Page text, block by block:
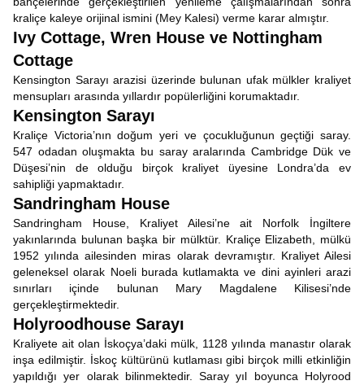
kraliçe kaleye orijinal ismini (Mey Kalesi) verme karar almıştır.
Ivy Cottage, Wren House ve Nottingham
Cottage
Kensington Sarayı arazisi üzerinde bulunan ufak mülkler kraliyet
mensupları arasında yıllardır popülerliğini korumaktadır.
Kensington Sarayı
Kraliçe Victoria’nın doğum yeri ve çocukluğunun geçtiği saray.
547 odadan oluşmakta bu saray aralarında Cambridge Dük ve
Düşesi’nin de olduğu birçok kraliyet üyesine Londra’da ev
sahipliği yapmaktadır.
Sandringham House
Sandringham House, Kraliyet Ailesi’ne ait Norfolk İngiltere
yakınlarında bulunan başka bir mülktür. Kraliçe Elizabeth, mülkü
1952 yılında ailesinden miras olarak devramıştır. Kraliyet Ailesi
geleneksel olarak Noeli burada kutlamakta ve dini ayinleri arazi
sınırları içinde bulunan Mary Magdalene Kilisesi’nde
gerçekleştirmektedir.
Holyroodhouse Sarayı
Kraliyete ait olan İskoçya’daki mülk, 1128 yılında manastır olarak
inşa edilmiştir. İskoç kültürünü kutlaması gibi birçok milli etkinliğin
yapıldığı yer olarak bilinmektedir. Saray yıl boyunca Holyrood